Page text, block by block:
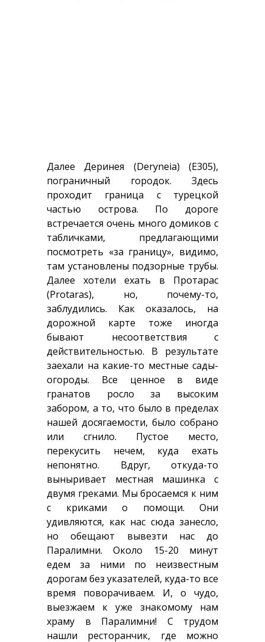
Далее Деринея (Deryneia) (Е305),
пограничный городок. Здесь
проходит граница с турецкой
частью острова. По дороге
встречается очень много домиков с
табличками, предлагающими
посмотреть «за границу», видимо,
там установлены подзорные трубы.
Далее хотели ехать в Протарас
(Protaras), но, почему-то,
заблудились. Как оказалось, на
дорожной карте тоже иногда
бывают несоответствия с
действительностью. В результате
заехали на какие-то местные сады-
огороды. Все ценное в виде
гранатов росло за высоким
забором, а то, что было в пределах
нашей досягаемости, было собрано
или сгнило. Пустое место,
перекусить нечем, куда ехать
непонятно. Вдруг, откуда-то
выныривает местная машинка с
двумя греками. Мы бросаемся к ним
с криками о помощи. Они
удивляются, как нас сюда занесло,
но обещают вывезти нас до
Паралимни. Около 15-20 минут
едем за ними по неизвестным
дорогам без указателей, куда-то все
время поворачиваем. И, о чудо,
выезжаем к уже знакомому нам
храму в Паралимни! С трудом
нашли ресторанчик, где можно